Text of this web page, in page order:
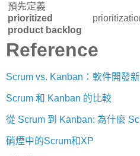
預先定義
prioritized
product backlog
Reference
Scrum vs. Kanban：軟件開發
Scrum 和 Kanban 的比較
從 Scrum 到 Kanban: 為什麼
硝煙中的Scrum和XP